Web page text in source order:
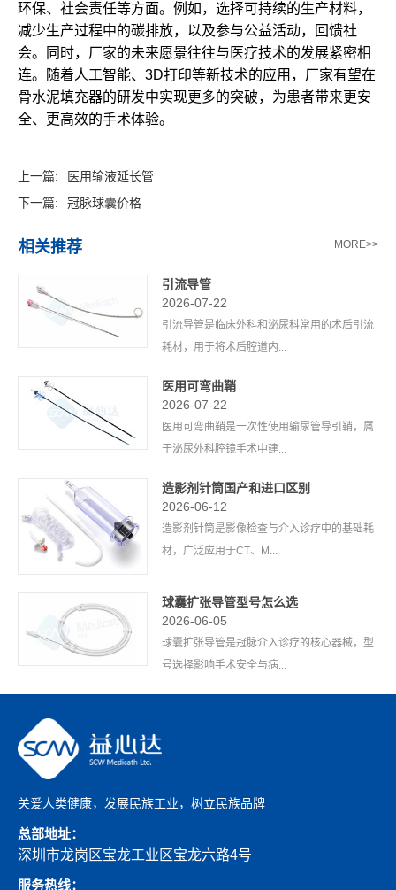
环保、社会责任等方面。例如，选择可持续的生产材料，
减少生产过程中的碳排放，以及参与公益活动，回馈社
会。同时，厂家的未来愿景往往与医疗技术的发展紧密相
连。随着人工智能、3D打印等新技术的应用，厂家有望在
骨水泥填充器的研发中实现更多的突破，为患者带来更安
全、更高效的手术体验。
上一篇:
医用输液延长管
下一篇:
冠脉球囊价格
相关推荐 MORE>>
引流导管
2026-07-22
引流导管是临床外科和泌尿科常用的术后引流
耗材，用于将术后腔道内...
医用可弯曲鞘
2026-07-22
医用可弯曲鞘是一次性使用输尿管导引鞘，属
于泌尿外科腔镜手术中建...
造影剂针筒国产和进口区别
2026-06-12
造影剂针筒是影像检查与介入诊疗中的基础耗
材，广泛应用于CT、M...
球囊扩张导管型号怎么选
2026-06-05
球囊扩张导管是冠脉介入诊疗的核心器械，型
号选择影响手术安全与病...
关爱人类健康，发展民族工业，树立民族品牌
总部地址：
深圳市龙岗区宝龙工业区宝龙六路4号
服务热线：